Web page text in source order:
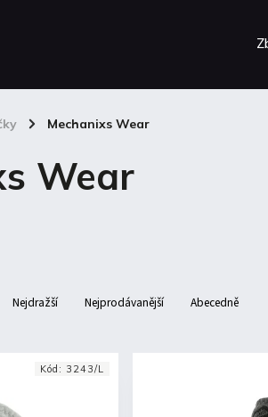
/ Mechanixs Wear
Wear
Nejdražší Nejprodávanější Abecedně
Kód: 3243/L